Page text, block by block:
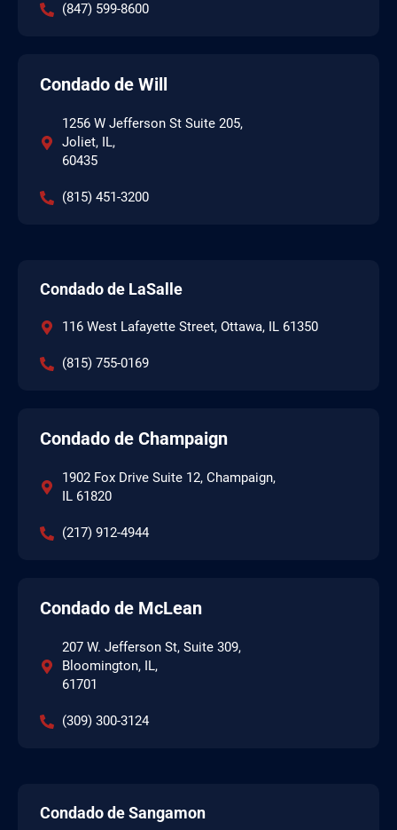
(847) 599-8600
Condado de Will
1256 W Jefferson St Suite 205,
Joliet, IL,
60435
(815) 451-3200
Condado de LaSalle
116 West Lafayette Street, Ottawa, IL 61350
(815) 755-0169
Condado de Champaign
1902 Fox Drive Suite 12, Champaign,
IL 61820
(217) 912-4944
Condado de McLean
207 W. Jefferson St, Suite 309,
Bloomington, IL,
61701
(309) 300-3124
Condado de Sangamon